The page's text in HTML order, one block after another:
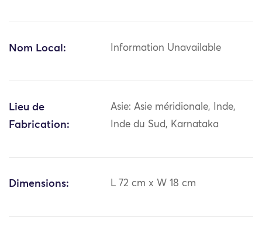
Nom Local: Information Unavailable
Lieu de
Fabrication:
Asie: Asie méridionale, Inde,
Inde du Sud, Karnataka
Dimensions: L 72 cm x W 18 cm